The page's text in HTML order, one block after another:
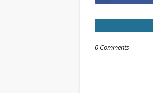
0 Comments